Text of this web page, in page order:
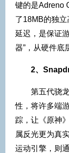
键的是Adreno
了18MB的独立
延迟，是保证
器”，从硬件底
2、
第五代骁
性，将许多端
踪，让《原神
属反光更为真
运动引擎，则